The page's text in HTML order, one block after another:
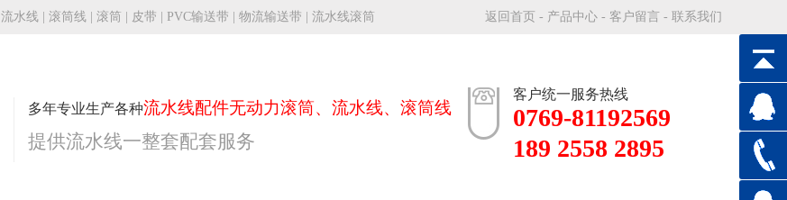
流水线 滚筒线 滚筒 皮带 | PVC输送带 | 物流输送带 | 流水线滚筒 返回首页 - 产品中心 - 客户留言 - 联系我们
多年专业生产各种流水线配件无动力滚筒、流水线、滚筒线
提供流水线一整套配套服务
客户统一服务热线
0769-81192569
189 2558 2895